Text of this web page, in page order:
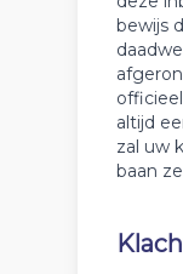
bewijs
altijd
zal uw
baan